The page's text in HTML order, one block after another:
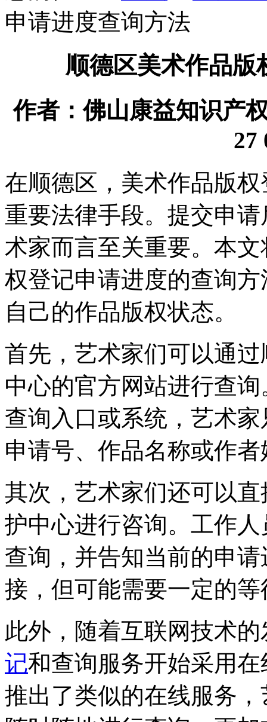
申请进度查询方法
顺德区美术作品版
作者：佛山康益知识产
27
在顺德区，美术作品版
重要法律手段。提交申
术家而言至关重要。本
权登记申请进度的查询
自己的作品版权状态。
首先，艺术家们可以通
中心的官方网站进行查
查询入口或系统，艺术
申请号、作品名称或作
其次，艺术家们还可以
护中心进行咨询。工作
查询，并告知当前的申
接，但可能需要一定的
此外，随着互联网技术
记和查询服务开始采用
推出了类似的在线服务